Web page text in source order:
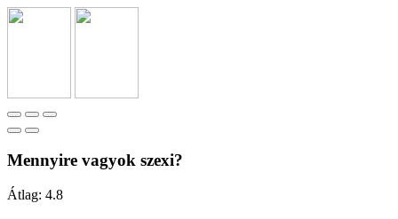
Mennyire vagyok szexi?
Átlag: 4.8